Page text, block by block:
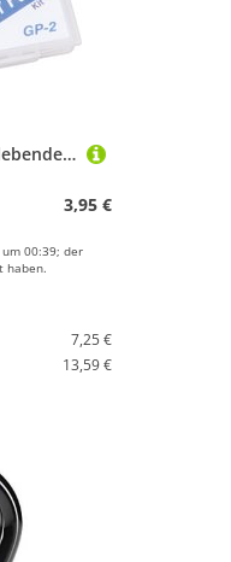
Park Tool GP-2 selbstklebende Flicken
3,95 €
00:39; der
haben.
7,25 €
13,59 €